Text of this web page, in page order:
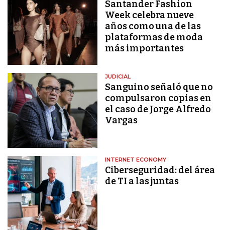
Santander Fashion
Week celebra nueve
años como una de las
plataformas de moda
más importantes
JUDICIAL
Sanguino señaló que no
compulsaron copias en
el caso de Jorge Alfredo
Vargas
INTERNET ECONOMY
Ciberseguridad: del área
de TI a las juntas